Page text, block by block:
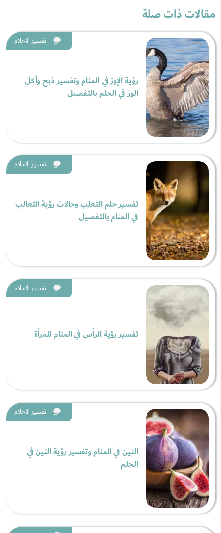
مقالات ذات صلة
تفسير الاحلام
رؤية الإوز في المنام وتفسير ذبح وأكل
الوز في الحلم بالتفصيل
تفسير الاحلام
تفسير حلم الثعلب وحالات رؤية الثعالب
في المنام بالتفصيل
تفسير الاحلام
تفسير رؤية الرأس في المنام للمرأة
تفسير الاحلام
التين في المنام وتفسير رؤية التين في
الحلم